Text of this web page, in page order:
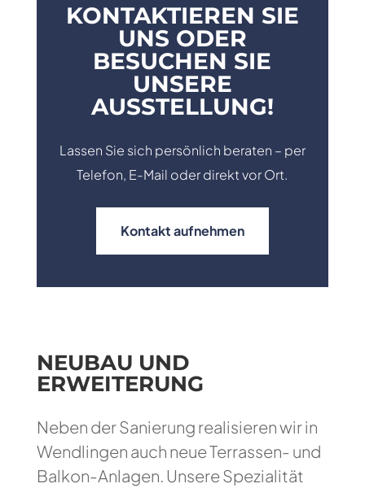
KONTAKTIEREN SIE
UNS ODER
BESUCHEN SIE
UNSERE
AUSSTELLUNG!
Lassen Sie sich persönlich beraten – per
Telefon, E-Mail oder direkt vor Ort.
Kontakt aufnehmen
NEUBAU UND
ERWEITERUNG
Neben der Sanierung realisieren wir in
Wendlingen auch neue Terrassen- und
Balkon-Anlagen. Unsere Spezialität